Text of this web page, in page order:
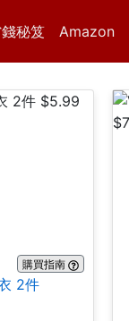
秘笈 Amazon
購買指南
2件